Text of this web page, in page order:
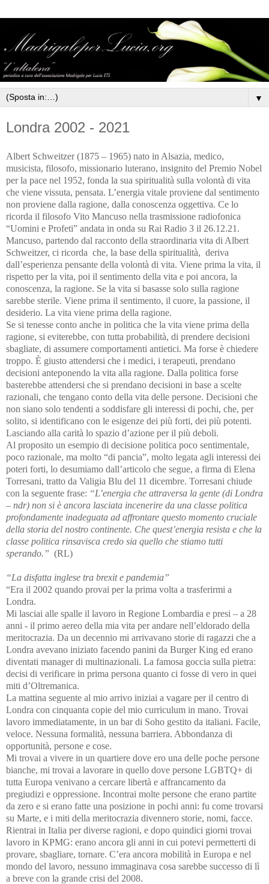
▼
Londra 2002 - 2021
Albert Schweitzer (1875 – 1965) nato in Alsazia, medico,
musicista, filosofo, missionario luterano, insignito del Premio Nobel
per la pace nel 1952, fonda la sua spiritualità sulla volontà di vita
che viene vissuta, pensata. L’energia vitale proviene dal sentimento
non proviene dalla ragione, dalla conoscenza oggettiva. Ce lo
ricorda il filosofo Vito Mancuso nella trasmissione radiofonica
“Uomini e Profeti” andata in onda su Rai Radio 3 il 26.12.21.
Mancuso, partendo dal racconto della straordinaria vita di Albert
Schweitzer, ci ricorda che, la base della spiritualità, deriva
dall’esperienza pensante della volontà di vita. Viene prima la vita, il
rispetto per la vita, poi il sentimento della vita e poi ancora, la
conoscenza, la ragione. Se la vita si basasse solo sulla ragione
sarebbe sterile. Viene prima il sentimento, il cuore, la passione, il
desiderio. La vita viene prima della ragione.
Se si tenesse conto anche in politica che la vita viene prima della
ragione, si eviterebbe, con tutta probabilità, di prendere decisioni
sbagliate, di assumere comportamenti antietici. Ma forse è chiedere
troppo. È giusto attendersi che i medici, i terapeuti, prendano
decisioni anteponendo la vita alla ragione. Dalla politica forse
basterebbe attendersi che si prendano decisioni in base a scelte
razionali, che tengano conto della vita delle persone. Decisioni che
non siano solo tendenti a soddisfare gli interessi di pochi, che, per
solito, si identificano con le esigenze dei più forti, dei più potenti.
Lasciando alla carità lo spazio d’azione per il più deboli.
Al proposito un esempio di decisione politica poco sentimentale,
poco razionale, ma molto “di pancia”, molto legata agli interessi dei
poteri forti, lo desumiamo dall’articolo che segue, a firma di Elena
Torresani, tratto da Valigia Blu del 11 dicembre. Torresani chiude
con la seguente frase: “L’energia che attraversa la gente (di Londra
– ndr) non si è ancora lasciata incenerire da una classe politica
profondamente inadeguata ad affrontare questo momento cruciale
della storia del nostro continente. Che quest’energia resista e che la
classe politica rinsavisca credo sia quello che stiamo tutti
sperando.” (RL)
“La disfatta inglese tra brexit e pandemia”
“Era il 2002 quando provai per la prima volta a trasferirmi a
Londra.
Mi lasciai alle spalle il lavoro in Regione Lombardia e presi – a 28
anni - il primo aereo della mia vita per andare nell’eldorado della
meritocrazia. Da un decennio mi arrivavano storie di ragazzi che a
Londra avevano iniziato facendo panini da Burger King ed erano
diventati manager di multinazionali. La famosa goccia sulla pietra:
decisi di verificare in prima persona quanto ci fosse di vero in quei
miti d’Oltremanica.
La mattina seguente al mio arrivo iniziai a vagare per il centro di
Londra con cinquanta copie del mio curriculum in mano. Trovai
lavoro immediatamente, in un bar di Soho gestito da italiani. Facile,
veloce. Nessuna formalità, nessuna barriera. Abbondanza di
opportunità, persone e cose.
Mi trovai a vivere in un quartiere dove ero una delle poche persone
bianche, mi trovai a lavorare in quello dove persone LGBTQ+ di
tutta Europa venivano a cercare libertà e affrancamento da
pregiudizi e oppressione. Incontrai molte persone che erano partite
da zero e si erano fatte una posizione in pochi anni: fu come trovarsi
su Marte, e i miti della meritocrazia divennero storie, nomi, facce.
Rientrai in Italia per diverse ragioni, e dopo quindici giorni trovai
lavoro in KPMG: erano ancora gli anni in cui potevi permetterti di
provare, sbagliare, tornare. C’era ancora mobilità in Europa e nel
mondo del lavoro, nessuno immaginava cosa sarebbe successo di lì
a breve con la grande crisi del 2008.